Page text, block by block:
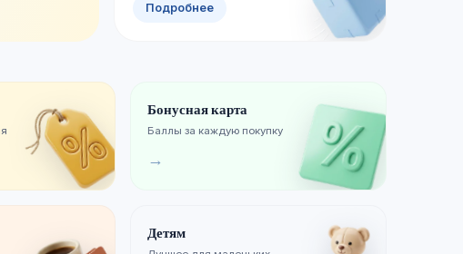
Подробнее
Бонусная карта
Баллы за каждую покупку
→
Детям